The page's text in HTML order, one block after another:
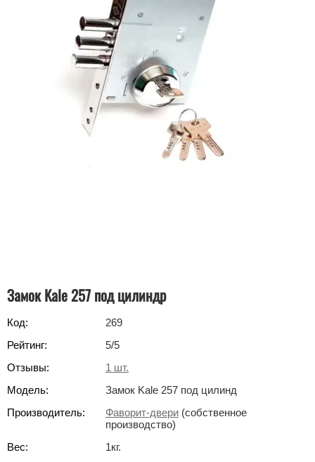
Замок Kale 257 под цилиндр
Код:
269
Рейтинг:
5/5
Отзывы:
1 шт.
Модель:
Замок Kale 257 под цилинд
Производитель:
Фаворит-двери (собственное
производство)
Вес:
1кг.